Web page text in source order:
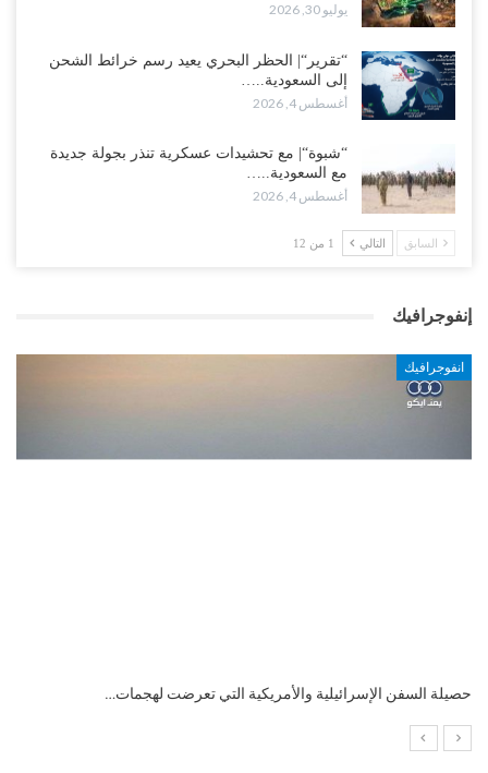
يوليو 30, 2026
“تقرير“| الحظر البحري يعيد رسم خرائط الشحن
إلى السعودية..…
أغسطس 4, 2026
“شبوة“| مع تحشيدات عسكرية تنذر بجولة جديدة
مع السعودية..…
أغسطس 4, 2026
السابق التالي 1 من 12
إنفوجرافيك
انفوجرافيك
التضخم السنوي لمنطقة اليورو.. “إنفوجرافيك“..!